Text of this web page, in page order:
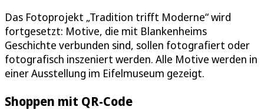
Das Fotoprojekt „Tradition trifft Moderne“ wird
fortgesetzt: Motive, die mit Blankenheims
Geschichte verbunden sind, sollen fotografiert oder
fotografisch inszeniert werden. Alle Motive werden in
einer Ausstellung im Eifelmuseum gezeigt.
Shoppen mit QR-Code